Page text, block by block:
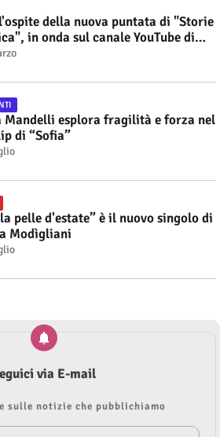
della nuova puntata di "Storie
in onda sul canale YouTube di
Mandelli esplora fragilità e forza nel
di “Sofia”
pelle d'estate” è il nuovo singolo di
Modìgliani
via E-mail
sulle notizie che pubblichiamo